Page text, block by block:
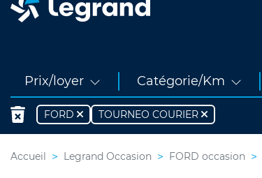
Prix/loyer Catégorie/Km
FORD TOURNEO COURIER
Accueil Legrand Occasion FORD occasion